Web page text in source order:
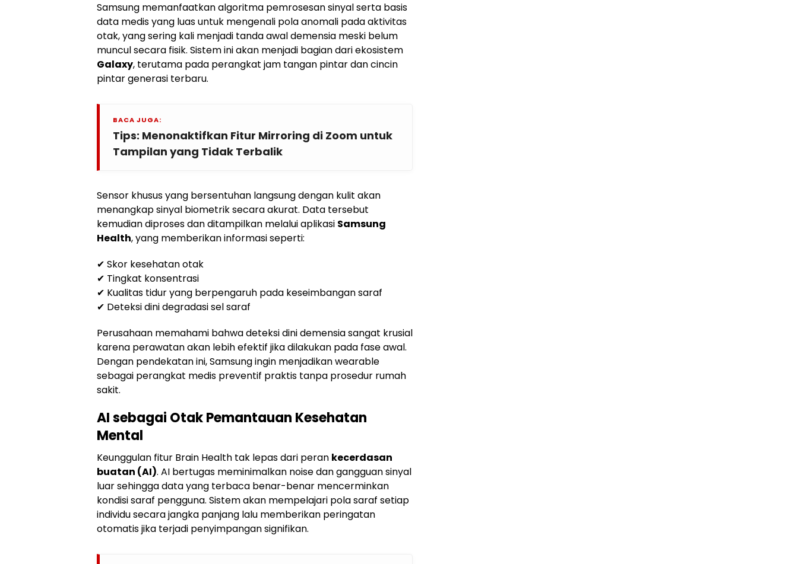
Samsung memanfaatkan algoritma pemrosesan sinyal serta basis
data medis yang luas untuk mengenali pola anomali pada aktivitas
otak, yang sering kali menjadi tanda awal demensia meski belum
muncul secara fisik. Sistem ini akan menjadi bagian dari ekosistem
Galaxy, terutama pada perangkat jam tangan pintar dan cincin
pintar generasi terbaru.
BACA JUGA:
Tips: Menonaktifkan Fitur Mirroring di Zoom untuk
Tampilan yang Tidak Terbalik
Sensor khusus yang bersentuhan langsung dengan kulit akan
menangkap sinyal biometrik secara akurat. Data tersebut
kemudian diproses dan ditampilkan melalui aplikasi Samsung
Health, yang memberikan informasi seperti:
✔ Skor kesehatan otak
✔ Tingkat konsentrasi
✔ Kualitas tidur yang berpengaruh pada keseimbangan saraf
✔ Deteksi dini degradasi sel saraf
Perusahaan memahami bahwa deteksi dini demensia sangat krusial
karena perawatan akan lebih efektif jika dilakukan pada fase awal.
Dengan pendekatan ini, Samsung ingin menjadikan wearable
sebagai perangkat medis preventif praktis tanpa prosedur rumah
sakit.
AI sebagai Otak Pemantauan Kesehatan
Mental
Keunggulan fitur Brain Health tak lepas dari peran kecerdasan
buatan (AI). AI bertugas meminimalkan noise dan gangguan sinyal
luar sehingga data yang terbaca benar-benar mencerminkan
kondisi saraf pengguna. Sistem akan mempelajari pola saraf setiap
individu secara jangka panjang lalu memberikan peringatan
otomatis jika terjadi penyimpangan signifikan.